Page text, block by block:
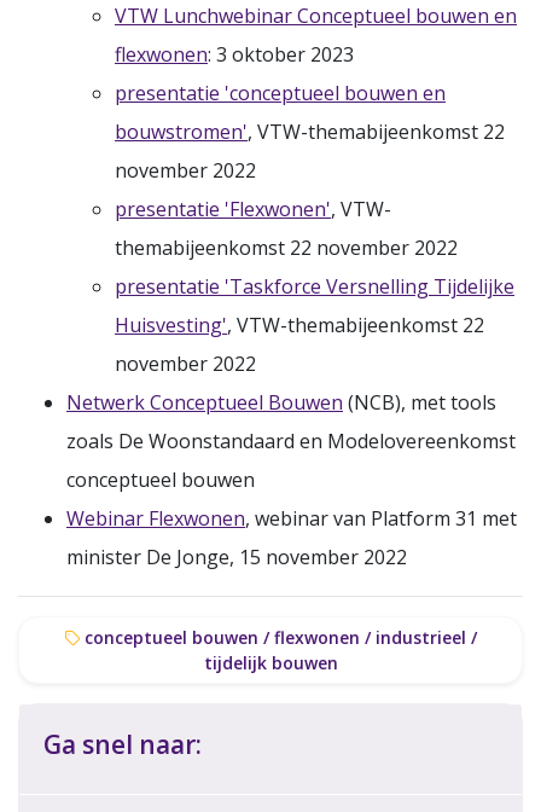
VTW Lunchwebinar Conceptueel bouwen en
flexwonen: 3 oktober 2023
presentatie 'conceptueel bouwen en
bouwstromen', VTW-themabijeenkomst 22
november 2022
presentatie 'Flexwonen', VTW-
themabijeenkomst 22 november 2022
presentatie 'Taskforce Versnelling Tijdelijke
Huisvesting', VTW-themabijeenkomst 22
november 2022
Netwerk Conceptueel Bouwen (NCB), met tools
zoals De Woonstandaard en Modelovereenkomst
conceptueel bouwen
Webinar Flexwonen, webinar van Platform 31 met
minister De Jonge, 15 november 2022
conceptueel bouwen / flexwonen / industrieel /
tijdelijk bouwen
Ga snel naar: